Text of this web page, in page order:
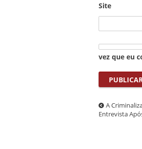
Site
vez que eu
A
Entrevista